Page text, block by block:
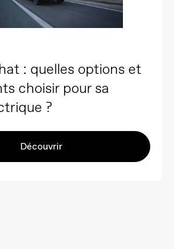
: quelles options et
choisir pour sa
?
Découvrir